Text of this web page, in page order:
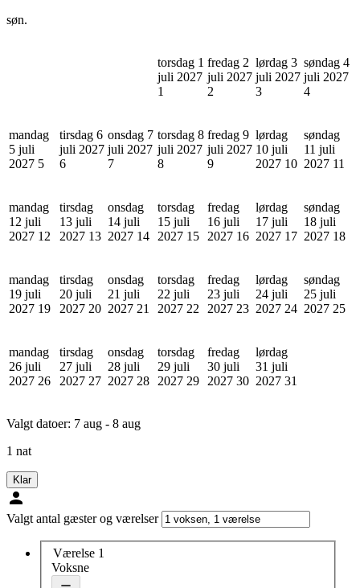
søn.
torsdag 1
juli 2027
1
fredag 2
juli 2027
2
lørdag 3
juli 2027
3
søndag 4
juli 2027
4
mandag
5 juli
2027 5
tirsdag 6
juli 2027
6
onsdag 7
juli 2027
7
torsdag 8
juli 2027
8
fredag 9
juli 2027
9
lørdag
10 juli
2027 10
søndag
11 juli
2027 11
mandag
12 juli
2027 12
tirsdag
13 juli
2027 13
onsdag
14 juli
2027 14
torsdag
15 juli
2027 15
fredag
16 juli
2027 16
lørdag
17 juli
2027 17
søndag
18 juli
2027 18
mandag
19 juli
2027 19
tirsdag
20 juli
2027 20
onsdag
21 juli
2027 21
torsdag
22 juli
2027 22
fredag
23 juli
2027 23
lørdag
24 juli
2027 24
søndag
25 juli
2027 25
mandag
26 juli
2027 26
tirsdag
27 juli
2027 27
onsdag
28 juli
2027 28
torsdag
29 juli
2027 29
fredag
30 juli
2027 30
lørdag
31 juli
2027 31
Valgt datoer: 7 aug - 8 aug
1 nat
Klar
Valgt antal gæster og værelser
Værelse 1
Voksne